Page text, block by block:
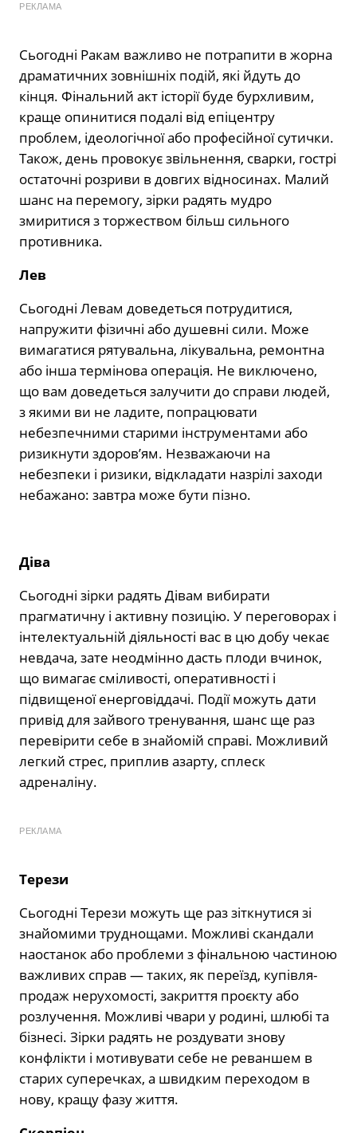
РЕКЛАМА
Сьогодні Ракам важливо не потрапити в жорна
драматичних зовнішніх подій, які йдуть до
кінця. Фінальний акт історії буде бурхливим,
краще опинитися подалі від епіцентру
проблем, ідеологічної або професійної сутички.
Також, день провокує звільнення, сварки, гострі
остаточні розриви в довгих відносинах. Малий
шанс на перемогу, зірки радять мудро
змиритися з торжеством більш сильного
противника.
Лев
Сьогодні Левам доведеться потрудитися,
напружити фізичні або душевні сили. Може
вимагатися рятувальна, лікувальна, ремонтна
або інша термінова операція. Не виключено,
що вам доведеться залучити до справи людей,
з якими ви не ладите, попрацювати
небезпечними старими інструментами або
ризикнути здоров’ям. Незважаючи на
небезпеки і ризики, відкладати назрілі заходи
небажано: завтра може бути пізно.
Діва
Сьогодні зірки радять Дівам вибирати
прагматичну і активну позицію. У переговорах і
інтелектуальній діяльності вас в цю добу чекає
невдача, зате неодмінно дасть плоди вчинок,
що вимагає сміливості, оперативності і
підвищеної енерговіддачі. Події можуть дати
привід для зайвого тренування, шанс ще раз
перевірити себе в знайомій справі. Можливий
легкий стрес, приплив азарту, сплеск
адреналіну.
РЕКЛАМА
Терези
Сьогодні Терези можуть ще раз зіткнутися зі
знайомими труднощами. Можливі скандали
наостанок або проблеми з фінальною частиною
важливих справ — таких, як переїзд, купівля-
продаж нерухомості, закриття проєкту або
розлучення. Можливі чвари у родині, шлюбі та
бізнесі. Зірки радять не роздувати знову
конфлікти і мотивувати себе не реваншем в
старих суперечках, а швидким переходом в
нову, кращу фазу життя.